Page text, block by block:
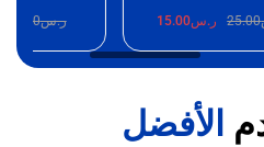
ر.س 15.00 ر.س25.00
الأفضل